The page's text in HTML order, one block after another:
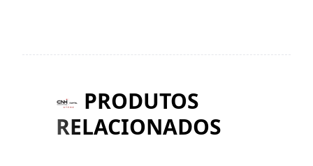
PRODUTOS
RELACIONADOS